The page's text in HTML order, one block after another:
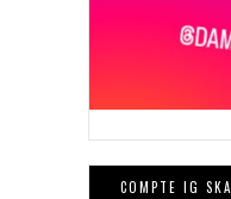
COMPTE IG